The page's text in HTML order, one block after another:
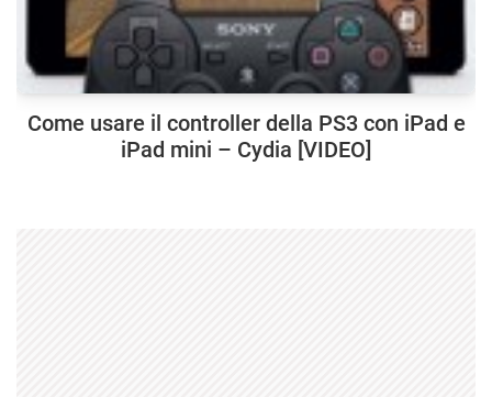
Come usare il controller della PS3 con iPad e
iPad mini – Cydia [VIDEO]